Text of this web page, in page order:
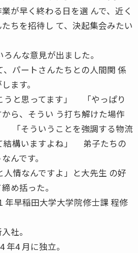
が早く終わる日を選 んで、近く
ちを招待し て、決起集会みたい
んな意見が出ました。
パートさんたちとの人間関 係
ます。
うと思ってます」 「やっぱり
ら、そうい う打ち解けた場作
「そういうことを強調する物流
結構いますよね」 弟子たちの
んです。
情なんですよ」と大先生 の好
め括った。
早稲田大学大学院修士課 程修
社。
年4 月に独立。